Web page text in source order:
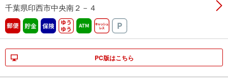
千葉県印西市中央南２－４
郵便 貯金 保険 ゆうゆうATM営業中キャッシュレス
PC版はこちら